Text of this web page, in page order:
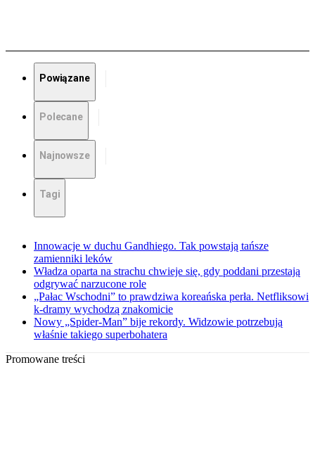
Powiązane
Polecane
Najnowsze
Tagi
Innowacje w duchu Gandhiego. Tak powstają tańsze
zamienniki leków
Władza oparta na strachu chwieje się, gdy poddani przestają
odgrywać narzucone role
„Pałac Wschodni” to prawdziwa koreańska perła. Netfliksowi
k-dramy wychodzą znakomicie
Nowy „Spider-Man” bije rekordy. Widzowie potrzebują
właśnie takiego superbohatera
Promowane treści